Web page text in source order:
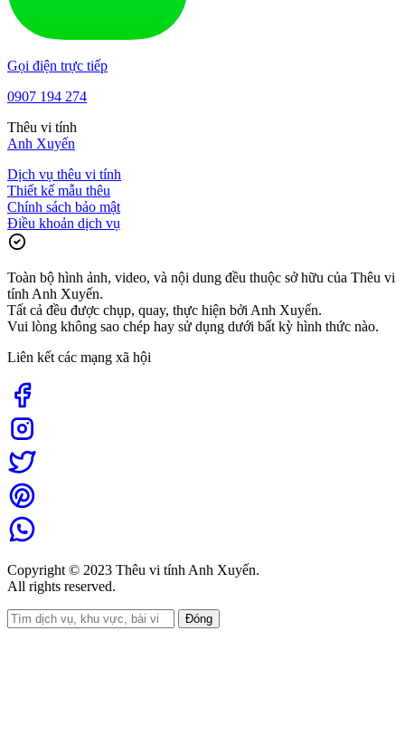
Gọi điện trực tiếp
0907 194 274
Thêu vi tính
Anh Xuyến
Dịch vụ thêu vi tính
Thiết kế mẫu thêu
Chính sách bảo mật
Điều khoản dịch vụ
Toàn bộ hình ảnh, video, và nội dung đều thuộc sở hữu của Thêu vi
tính Anh Xuyến.
Tất cả đều được chụp, quay, thực hiện bởi Anh Xuyến.
Vui lòng không sao chép hay sử dụng dưới bất kỳ hình thức nào.
Liên kết các mạng xã hội
Copyright © 2023 Thêu vi tính Anh Xuyến.
All rights reserved.
Đóng